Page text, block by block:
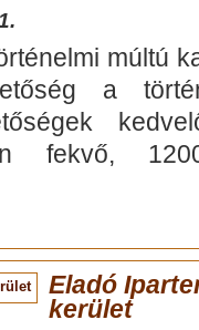
múltú
a
fekvő,
Eladó
kerület